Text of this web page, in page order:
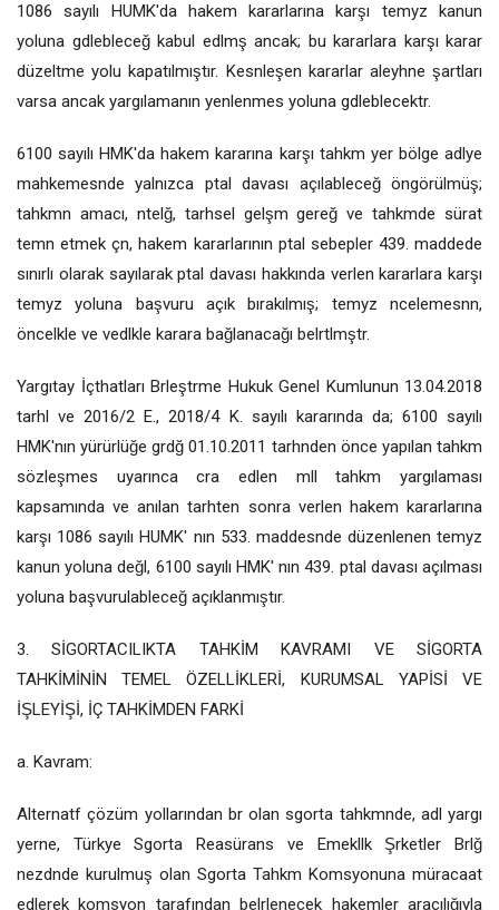
1086 sayılı HUMK'da hakem kararlarına karşı temyz kanun
yoluna gdlebleceğ kabul edlmş ancak; bu kararlara karşı karar
düzeltme yolu kapatılmıştır. Kesnleşen kararlar aleyhne şartları
varsa ancak yargılamanın yenlenmes yoluna gdleblecektr.
6100 sayılı HMK'da hakem kararına karşı tahkm yer bölge adlye
mahkemesnde yalnızca ptal davası açılableceğ öngörülmüş;
tahkmn amacı, ntelğ, tarhsel gelşm gereğ ve tahkmde sürat
temn etmek çn, hakem kararlarının ptal sebepler 439. maddede
sınırlı olarak sayılarak ptal davası hakkında verlen kararlara karşı
temyz yoluna başvuru açık bırakılmış; temyz ncelemesnn,
öncelkle ve vedlkle karara bağlanacağı belrtlmştr.
Yargıtay İçthatları Brleştrme Hukuk Genel Kumlunun 13.04.2018
tarhl ve 2016/2 E., 2018/4 K. sayılı kararında da; 6100 sayılı
HMK'nın yürürlüğe grdğ 01.10.2011 tarhnden önce yapılan tahkm
sözleşmes uyarınca cra edlen mll tahkm yargılaması
kapsamında ve anılan tarhten sonra verlen hakem kararlarına
karşı 1086 sayılı HUMK' nın 533. maddesnde düzenlenen temyz
kanun yoluna değl, 6100 sayılı HMK' nın 439. ptal davası açılması
yoluna başvurulableceğ açıklanmıştır.
3. SİGORTACILIKTA TAHKİM KAVRAMI VE SİGORTA
TAHKİMİNİN TEMEL ÖZELLİKLERİ, KURUMSAL YAPİSİ VE
İŞLEYİŞİ, İÇ TAHKİMDEN FARKİ
a. Kavram:
Alternatf çözüm yollarından br olan sgorta tahkmnde, adl yargı
yerne, Türkye Sgorta Reasürans ve Emekllk Şrketler Brlğ
nezdnde kurulmuş olan Sgorta Tahkm Komsyonuna müracaat
edlerek komsyon tarafından belrlenecek hakemler aracılığıyla